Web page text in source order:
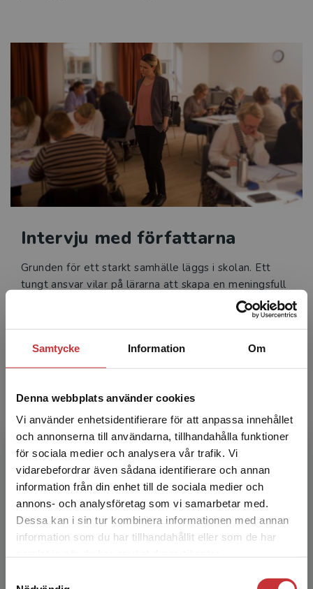
Samtycke Information Om
Denna webbplats använder cookies
Vi använder enhetsidentifierare för att anpassa innehållet
och annonserna till användarna, tillhandahålla funktioner
för sociala medier och analysera vår trafik. Vi
vidarebefordrar även sådana identifierare och annan
information från din enhet till de sociala medier och
annons- och analysföretag som vi samarbetar med.
Dessa kan i sin tur kombinera informationen med annan
information som du har tillhandahållit eller som de har
Begränsad fraktregion
Det verkar som att du besöker
studentlitteratur.se via en enhet utanför Sverige.
Vi erbjuder inte leveranser utanför Sverige. För
Intervju med författarna
Grunden för ett starkt samhälle läggs i skolan. Ett
tungt ansvar vilar på lärarna att skapa en meningsfull
Lärarpraxisger stöd
åt lärare som vill stärka sin undervisning utifrån
beprövad erfarenhet och aktuell forskning – något
författarna saknar i stor skala i den svenska skolan.
Lärarpraxis
Starta skolan starkt
Fohlin, N - Wilson, J
inspirerande inbjudan till dina elever? Starta